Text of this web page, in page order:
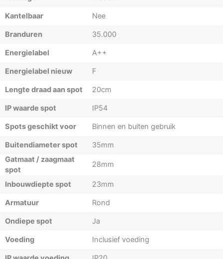
Kantelbaar Nee
Branduren 35.000
Energielabel A++
Energielabel nieuw F
Lengte draad aan spot 20cm
IP waarde spot IP54
Spots geschikt voor Binnen en buiten gebruik
Buitendiameter spot
35mm
Gatmaat / zaagmaat
spot
28mm
Inbouwdiepte spot 23mm
Armatuur Rond
Ondiepe spot Ja
Voeding Inclusief voeding